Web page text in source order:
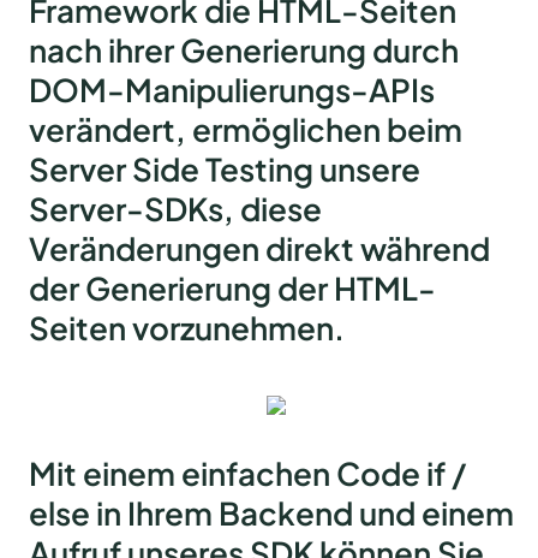
Framework die HTML-Seiten
nach ihrer Generierung durch
DOM-Manipulierungs-APIs
verändert, ermöglichen beim
Server Side Testing unsere
Server-SDKs, diese
Veränderungen direkt während
der Generierung der HTML-
Seiten vorzunehmen.
Mit einem einfachen Code if /
else in Ihrem Backend und einem